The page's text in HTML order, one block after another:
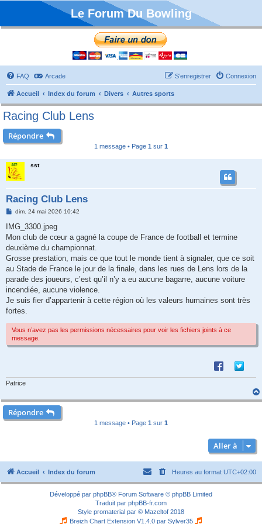
Le Forum Du Bowling
FAQ Arcade Connexion
S’enregistrer
Accueil Index du forum Divers Autres sports
Racing Club Lens
Répondre
1 message • Page 1 sur 1
sst
Racing Club Lens
M
s
a
g
dim. 24 mai 2026 10:42
IMG_3300.jpeg
Mon club de cœur a gagné la coupe de France de football et termine
deuxième du championnat.
Grosse prestation, mais ce que tout le monde tient à signaler, que ce soit
au Stade de France le jour de la finale, dans les rues de Lens lors de la
parade des joueurs, c’est qu’il n’y a eu aucune bagarre, aucune voiture
incendiée, aucune violence.
Je suis fier d’appartenir à cette région où les valeurs humaines sont très
fortes.
Vous n’avez pas les permissions nécessaires pour voir les fichiers joints à ce
message.
Patrice
Répondre
1 message • Page 1 sur 1
Aller à
Accueil Index du forum Heures au format UTC+02:00
Développé par phpBB® Forum Software © phpBB Limited
Traduit par phpBB-fr.com
Style promaterial par © Mazeltof 2018
Breizh Chart Extension V1.4.0 par Sylver35